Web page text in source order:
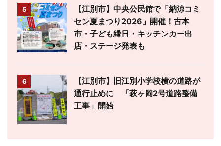
5
【江別市】中央公民館で「納涼コミ
セン夏まつり2026」開催！古本
市・子ども縁日・キッチンカー出
店・ステージ発表も
6
【江別市】旧江別小学校横の道路が
通行止めに 「萩ヶ岡2号道路整備
工事」開始